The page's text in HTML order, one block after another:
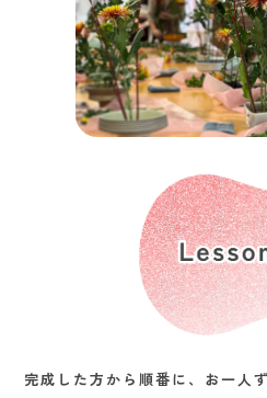
完成した方から順番に、お一人